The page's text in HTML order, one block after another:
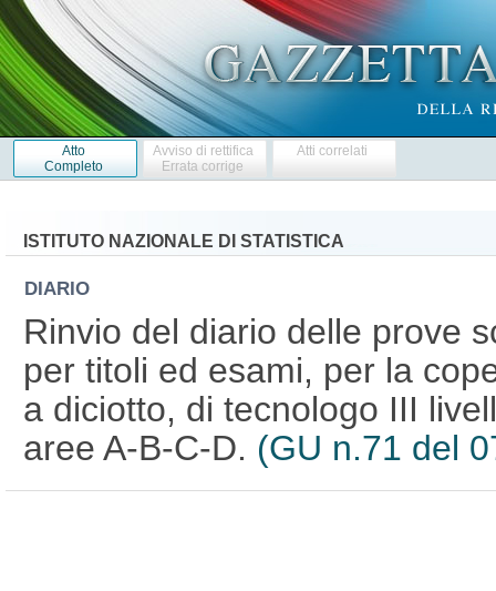
Atto
Completo
Avviso di rettifica
Errata corrige
Atti correlati
ISTITUTO NAZIONALE DI STATISTICA
DIARIO
Rinvio del diario delle prove
per titoli ed esami, per la
a diciotto, di tecnologo III
aree A-B-C-D. (GU n.71 del